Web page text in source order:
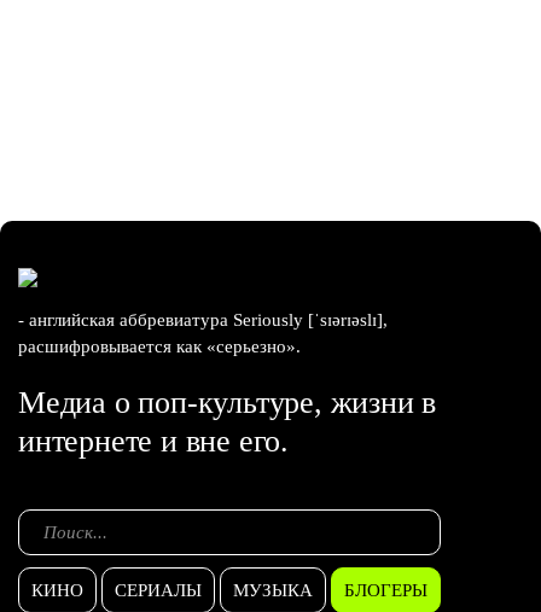
- английская аббревиатура Seriously [ˈsɪərɪəslɪ],
расшифровывается как «серьезно».
Медиа о поп-культуре, жизни в
интернете и вне его.
КИНО СЕРИАЛЫ МУЗЫКА БЛОГЕРЫ